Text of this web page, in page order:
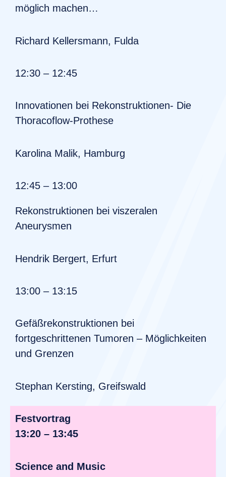
möglich machen…
Richard Kellersmann, Fulda
12:30 – 12:45
Innovationen bei Rekonstruktionen- Die
Thoracoflow-Prothese
Karolina Malik, Hamburg
12:45 – 13:00
Rekonstruktionen bei viszeralen
Aneurysmen
Hendrik Bergert, Erfurt
13:00 – 13:15
Gefäßrekonstruktionen bei
fortgeschrittenen Tumoren – Möglichkeiten
und Grenzen
Stephan Kersting, Greifswald
Festvortrag
13:20 – 13:45
Science and Music